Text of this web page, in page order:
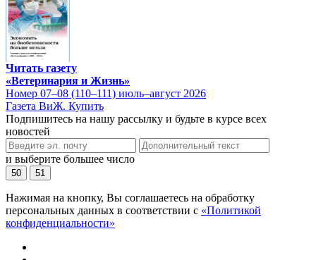
Читать газету
«Ветеринария и Жизнь»
Номер 07–08 (110–111) июль–август 2026
Газета ВиЖ. Купить
Подпишитесь на нашу рассылку и будьте в курсе всех
новостей
и выберите большее число
50 51
Нажимая на кнопку, Вы соглашаетесь на обработку
персональных данных в соответствии с «Политикой
конфиденциальности»